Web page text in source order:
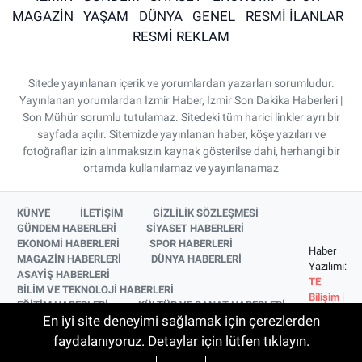
MAGAZİN
YAŞAM DÜNYA GENEL
RESMİ İLANLAR
RESMİ REKLAM
Sitede yayınlanan içerik ve yorumlardan yazarları sorumludur.
Yayınlanan yorumlardan İzmir Haber, İzmir Son Dakika Haberleri |
Son Mühür sorumlu tutulamaz. Sitedeki tüm harici linkler ayrı bir
sayfada açılır. Sitemizde yayınlanan haber, köşe yazıları ve
fotoğraflar izin alınmaksızın kaynak gösterilse dahi, herhangi bir
ortamda kullanılamaz ve yayınlanamaz
KÜNYE İLETİŞİM
GİZLİLİK SÖZLEŞMESİ
GÜNDEM HABERLERİ
SİYASET HABERLERİ
EKONOMİ HABERLERİ
SPOR HABERLERİ
MAGAZİN HABERLERİ
DÜNYA HABERLERİ
ASAYİŞ HABERLERİ
BİLİM VE TEKNOLOJİ HABERLERİ
EĞİTİM HABERLERİ
KÜLTÜR VE SANAT HABERLERİ
SAĞLIK HABERLERİ
YAŞAM HABERLERİ
YEREL HABERLER
İZMİR HABERLERİ
SİNEMA VE TELEVİZYON HABERLERİ
Haber
Yazılımı:
TE
Bilişim |
© 2026
En iyi site deneyimi sağlamak için çerezlerden
faydalanıyoruz. Detaylar için lütfen tıklayın.